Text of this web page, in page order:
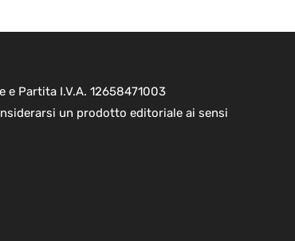
e Partita I.V.A. 12658471003
un prodotto editoriale ai sensi